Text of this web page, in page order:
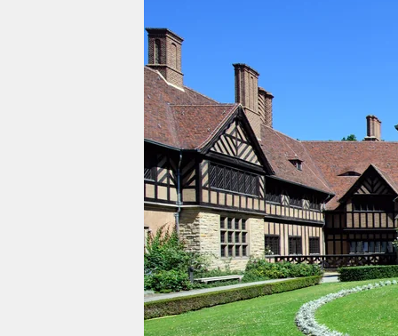
verlag
verlag
veranstaltungen
shop
fragen & hilfe
unterstützen
abo
genossenschaft